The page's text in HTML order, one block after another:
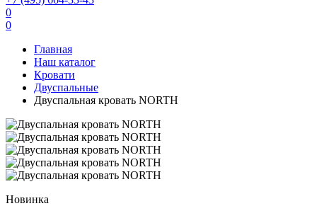
0
0
Главная
Наш каталог
Кровати
Двуспальные
Двуспальная кровать NORTH
Новинка